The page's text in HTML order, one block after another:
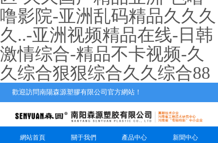
噜影院-亚洲乱码精品久久久
久..-亚洲视频精品在线-日韩
激情综合-精品不卡视频-久
久综合狠狠综合久久综合88
歡迎訪問南陽森源塑膠有限公司官方網站！
網站首頁 關于我們 產品中心 新聞中心